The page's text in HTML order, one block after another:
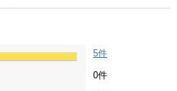
5件
0件